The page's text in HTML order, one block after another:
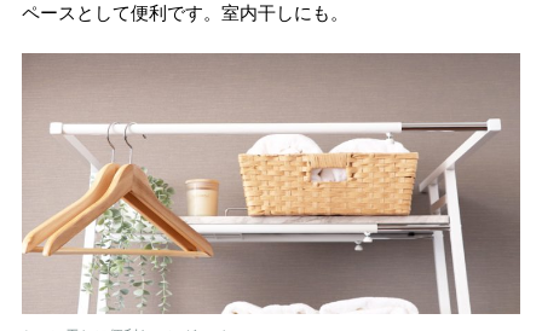
ペースとして便利です。室内干しにも。